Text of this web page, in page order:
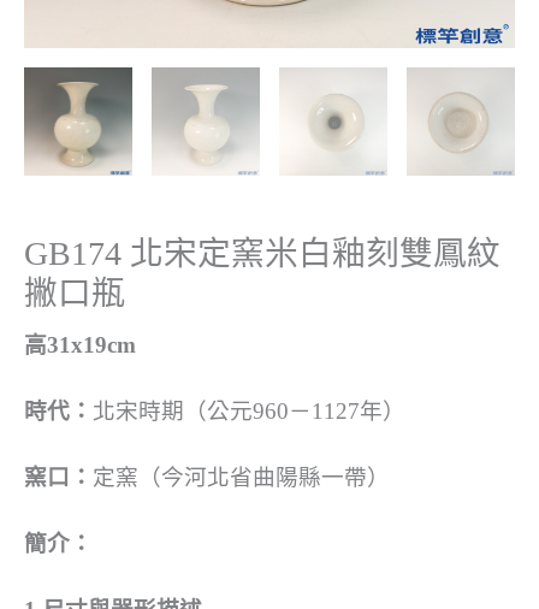
GB174 北宋定窯米白釉刻雙鳳紋
撇口瓶
高31x19cm
時代： 北宋時期（公元960－1127年）
窯口： 定窯（今河北省曲陽縣一帶）
簡介：